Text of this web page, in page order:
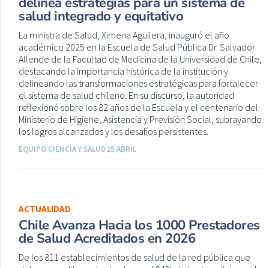
salud integrado y equitativo
La ministra de Salud, Ximena Aguilera, inauguró el año
académico 2025 en la Escuela de Salud Pública Dr. Salvador
Allende de la Facultad de Medicina de la Universidad de Chile,
destacando la importancia histórica de la institución y
delineando las transformaciones estratégicas para fortalecer
el sistema de salud chileno. En su discurso, la autoridad
reflexionó sobre los 82 años de la Escuela y el centenario del
Ministerio de Higiene, Asistencia y Previsión Social, subrayando
los logros alcanzados y los desafíos persistentes.
EQUIPO CIENCIA Y SALUD25 ABRIL
ACTUALIDAD
Chile Avanza Hacia los 1000 Prestadores
de Salud Acreditados en 2026
De los 811 establecimientos de salud de la red pública que